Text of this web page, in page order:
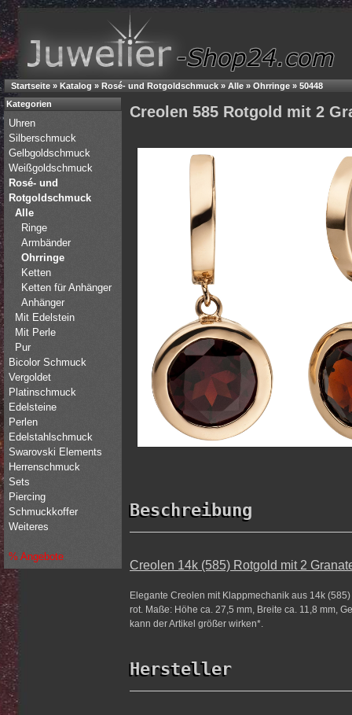
Startseite » Katalog » Rosé- und Rotgoldschmuck » Alle » Ohrringe » 50448
Creolen 585 Rotgold mit 2
Beschreibung
Creolen 14k (585) Rotgold mit 2
Elegante Creolen mit Klappmechanik aus 14k
rot. Maße: Höhe ca. 27,5 mm, Breite ca. 11,8 mm,
kann der Artikel größer wirken*.
Hersteller
Kategorien
Uhren
Silberschmuck
Gelbgoldschmuck
Weißgoldschmuck
Rosé- und
Rotgoldschmuck
Alle
Ringe
Armbänder
Ohrringe
Ketten
Ketten für Anhänger
Anhänger
Mit Edelstein
Mit Perle
Pur
Bicolor Schmuck
Vergoldet
Platinschmuck
Edelsteine
Perlen
Edelstahlschmuck
Swarovski Elements
Herrenschmuck
Sets
Piercing
Schmuckkoffer
Weiteres
% Angebote